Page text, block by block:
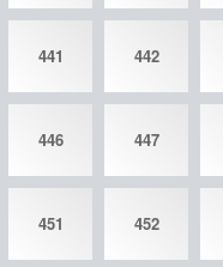
441 442
446 447
451 452